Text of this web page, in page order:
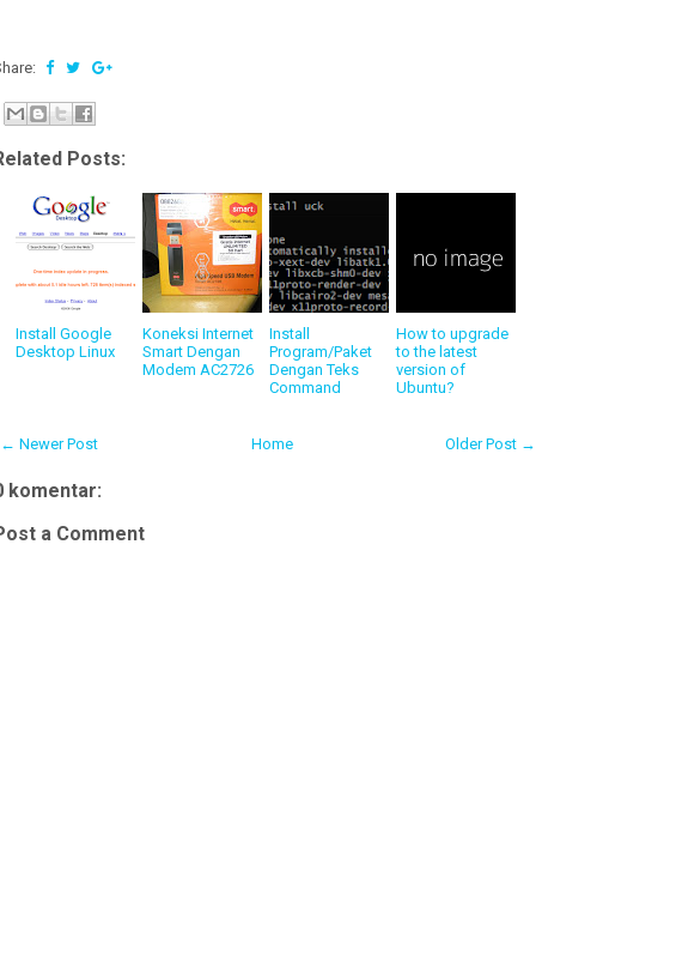
Posts:
Install Google
Desktop Linux
Koneksi Internet
Smart Dengan
Modem AC2726
Install
Program/Paket
Dengan Teks
Command
How to upgrade
to the latest
version of
Ubuntu?
← Newer Post Older Post →
Home
komentar:
a Comment